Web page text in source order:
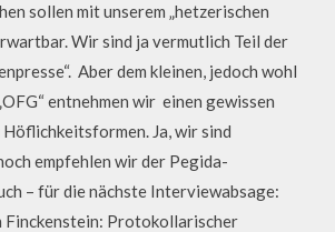
sollen mit unserem „hetzerischen
Wir sind ja vermutlich Teil der
Aber dem kleinen, jedoch wohl
entnehmen wir einen gewissen
Ja, wir sind
empfehlen wir der Pegida-
– für die nächste Interviewabsage:
Finckenstein: Protokollarischer